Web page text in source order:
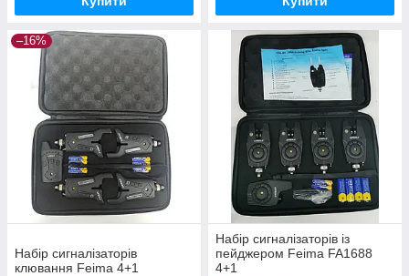
–16%
Набір сигналізаторів
клювання Feima 4+1
Набір сигналізаторів із
пейджером Feima FA1688
4+1